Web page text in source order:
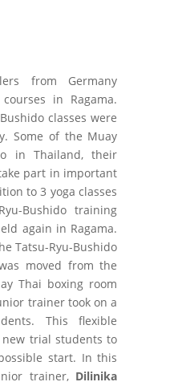
from Germany
in Ragama.
classes were
Some of the Muay
in Thailand, their
part in important
to 3 yoga classes
Bushido training
again in Ragama.
Tatsu-Ryu-Bushido
moved from the
Thai boxing room
trainer took on a
This flexible
trial students to
start. In this
trainer, Dilinika